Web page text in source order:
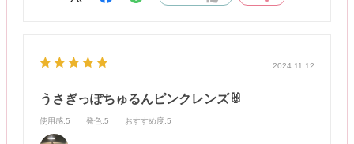
2024.11.12
うさぎっぽちゅるんピンクレンズ🐰
使用感:5 発色:5 おすすめ度:5